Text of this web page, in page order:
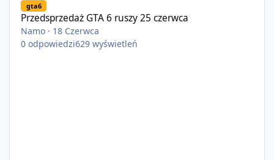
gta6
Przedsprzedaż GTA 6 ruszy 25 czerwca
Namo · 18 Czerwca
0 odpowiedzi629 wyświetleń